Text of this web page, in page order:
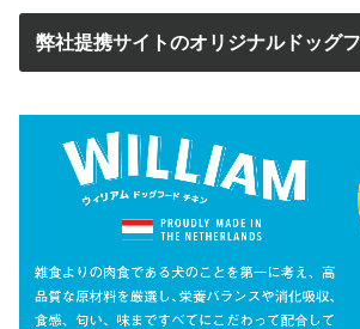
弊社提携サイトのオリジナルドッグ